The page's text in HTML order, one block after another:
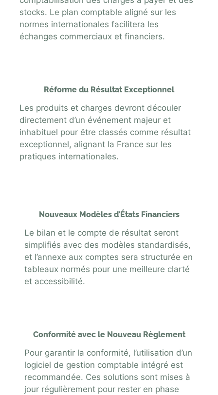
stocks. Le plan comptable aligné sur les
normes internationales facilitera les
échanges commerciaux et financiers.
Réforme du Résultat Exceptionnel
Les produits et charges devront découler
directement d’un événement majeur et
inhabituel pour être classés comme résultat
exceptionnel, alignant la France sur les
pratiques internationales.
Nouveaux Modèles d’États Financiers
Le bilan et le compte de résultat seront
simplifiés avec des modèles standardisés,
et l’annexe aux comptes sera structurée en
tableaux normés pour une meilleure clarté
et accessibilité.
Conformité avec le Nouveau Règlement
Pour garantir la conformité, l’utilisation d’un
logiciel de gestion comptable intégré est
recommandée. Ces solutions sont mises à
jour régulièrement pour rester en phase